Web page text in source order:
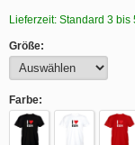
Lieferzeit: Standard 3 bis
Größe:
Farbe: